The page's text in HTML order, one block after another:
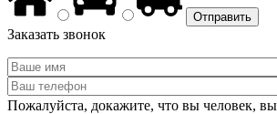
Заказать звонок
Пожалуйста, докажите, что вы человек,